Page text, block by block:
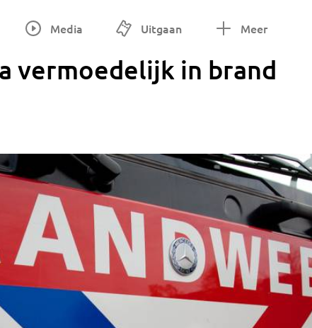
Media Uitgaan Meer
vermoedelijk in brand